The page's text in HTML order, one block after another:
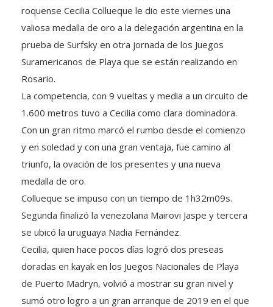
roquense Cecilia Collueque le dio este viernes una
valiosa medalla de oro a la delegación argentina en la
prueba de Surfsky en otra jornada de los Juegos
Suramericanos de Playa que se están realizando en
Rosario.
La competencia, con 9 vueltas y media a un circuito de
1.600 metros tuvo a Cecilia como clara dominadora.
Con un gran ritmo marcó el rumbo desde el comienzo
y en soledad y con una gran ventaja, fue camino al
triunfo, la ovación de los presentes y una nueva
medalla de oro.
Collueque se impuso con un tiempo de 1h32m09s.
Segunda finalizó la venezolana Mairovi Jaspe y tercera
se ubicó la uruguaya Nadia Fernández.
Cecilia, quien hace pocos días logró dos preseas
doradas en kayak en los Juegos Nacionales de Playa
de Puerto Madryn, volvió a mostrar su gran nivel y
sumó otro logro a un gran arranque de 2019 en el que